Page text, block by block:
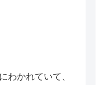
わかれていて、